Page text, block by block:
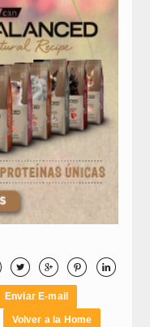
   
Enviar E-mail
Volver a la Home